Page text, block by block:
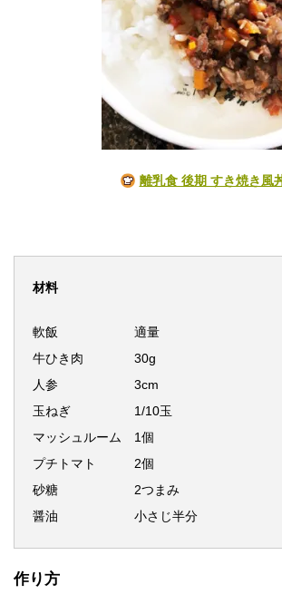
離乳食 後期 すき焼き風
材料
軟飯 適量
牛ひき肉 30g
人参 3cm
玉ねぎ 1/10玉
マッシュルーム 1個
プチトマト 2個
砂糖 2つまみ
醤油 小さじ半分
作り方